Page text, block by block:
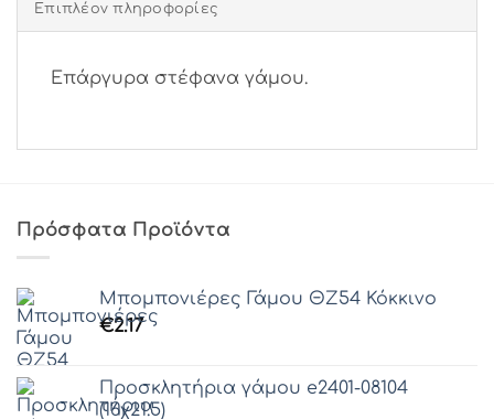
Επιπλέον πληροφορίες
Επάργυρα στέφανα γάμου.
Πρόσφατα Προϊόντα
Μπομπονιέρες Γάμου ΘZ54 Κόκκινο
€2.17
Προσκλητήρια γάμου e2401-08104
(16χ21.5)